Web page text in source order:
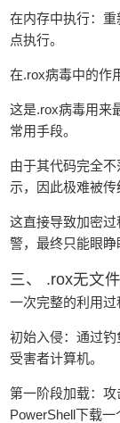
在内存中执行‌：
点执行。
在.rox病毒中的作
这是.rox病毒用来‌
常用手段。
由于其代码完全‌
示‌，因此极难被传
这直接导致加密
警，最终只能眼睁
三、 .rox无文
一次完整的利用过
初始入侵‌：通过
受害者计算机。
第一阶段加载‌：
PowerShell‌下载一